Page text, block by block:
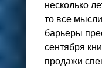
несколько
то все
барьеры
сентября
продажи